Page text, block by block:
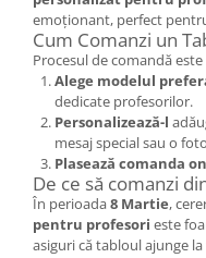
emoționant, perfect
Cum Comanzi un
Procesul de comandă
Alege modelul
dedicate profesorilor.
Personalizează-l
mesaj special sau o
Plasează comanda
De ce să comanzi
În perioada8 Martie,
pentru profesori este
asiguri că tabloul ajunge